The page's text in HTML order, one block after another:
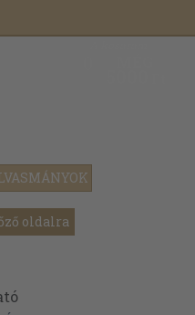
oldalra